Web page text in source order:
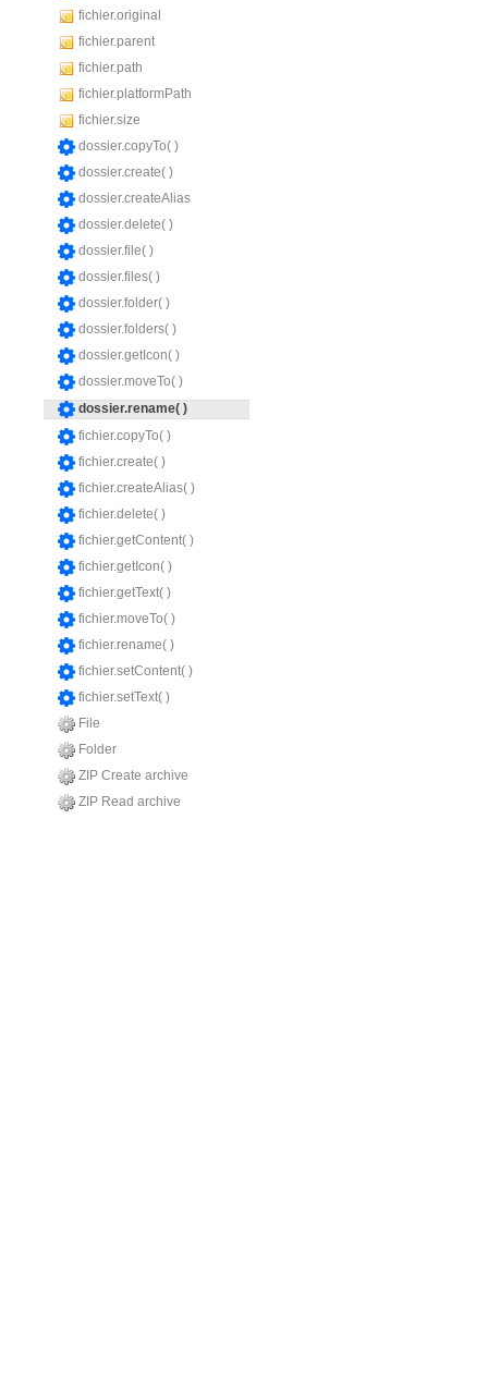
fichier.original
fichier.parent
fichier.path
fichier.platformPath
fichier.size
dossier.copyTo( )
dossier.create( )
dossier.createAlias
dossier.delete( )
dossier.file( )
dossier.files( )
dossier.folder( )
dossier.folders( )
dossier.getIcon( )
dossier.moveTo( )
dossier.rename( )
fichier.copyTo( )
fichier.create( )
fichier.createAlias( )
fichier.delete( )
fichier.getContent( )
fichier.getIcon( )
fichier.getText( )
fichier.moveTo( )
fichier.rename( )
fichier.setContent( )
fichier.setText( )
File
Folder
ZIP Create archive
ZIP Read archive